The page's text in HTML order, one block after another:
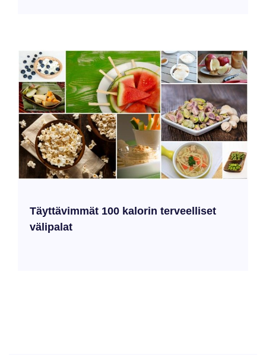
Täyttävimmät 100 kalorin terveelliset
välipalat